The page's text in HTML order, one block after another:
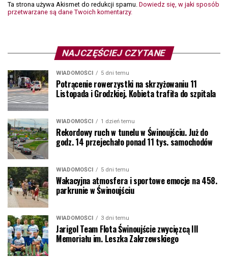
Ta strona używa Akismet do redukcji spamu. Dowiedz się, w jaki sposób
przetwarzane są dane Twoich komentarzy.
NAJCZĘŚCIEJ CZYTANE
WIADOMOŚCI 5 dni temu
Potrącenie rowerzystki na skrzyżowaniu 11
Listopada i Grodzkiej. Kobieta trafiła do szpitala
WIADOMOŚCI 1 dzień temu
Rekordowy ruch w tunelu w Świnoujściu. Już do
godz. 14 przejechało ponad 11 tys. samochodów
WIADOMOŚCI 5 dni temu
Wakacyjna atmosfera i sportowe emocje na 458.
parkrunie w Świnoujściu
WIADOMOŚCI 3 dni temu
Jarigol Team Flota Świnoujście zwycięzcą III
Memoriału im. Leszka Zakrzewskiego